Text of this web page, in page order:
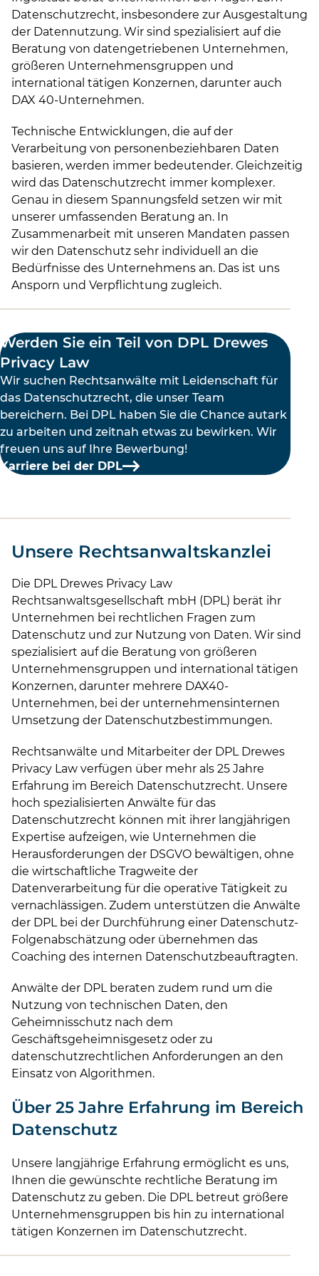
Datenschutzrecht, insbesondere zur Ausgestaltung
der Datennutzung. Wir sind spezialisiert auf die
Beratung von datengetriebenen Unternehmen,
größeren Unternehmensgruppen und
international tätigen Konzernen, darunter auch
DAX 40-Unternehmen.
Technische Entwicklungen, die auf der
Verarbeitung von personenbeziehbaren Daten
basieren, werden immer bedeutender. Gleichzeitig
wird das Datenschutzrecht immer komplexer.
Genau in diesem Spannungsfeld setzen wir mit
unserer umfassenden Beratung an. In
Zusammenarbeit mit unseren Mandaten passen
wir den Datenschutz sehr individuell an die
Bedürfnisse des Unternehmens an. Das ist uns
Ansporn und Verpflichtung zugleich.
Werden Sie ein Teil von DPL Drewes
Privacy Law
Wir suchen Rechtsanwälte mit Leidenschaft für
das Datenschutzrecht, die unser Team
bereichern. Bei DPL haben Sie die Chance autark
zu arbeiten und zeitnah etwas zu bewirken. Wir
freuen uns auf Ihre Bewerbung!
Karriere bei der DPL
Unsere Rechtsanwaltskanzlei
Die DPL Drewes Privacy Law
Rechtsanwaltsgesellschaft mbH (DPL) berät ihr
Unternehmen bei rechtlichen Fragen zum
Datenschutz und zur Nutzung von Daten. Wir sind
spezialisiert auf die Beratung von größeren
Unternehmensgruppen und international tätigen
Konzernen, darunter mehrere DAX40-
Unternehmen, bei der unternehmensinternen
Umsetzung der Datenschutzbestimmungen.
Rechtsanwälte und Mitarbeiter der DPL Drewes
Privacy Law verfügen über mehr als 25 Jahre
Erfahrung im Bereich Datenschutzrecht. Unsere
hoch spezialisierten Anwälte für das
Datenschutzrecht können mit ihrer langjährigen
Expertise aufzeigen, wie Unternehmen die
Herausforderungen der DSGVO bewältigen, ohne
die wirtschaftliche Tragweite der
Datenverarbeitung für die operative Tätigkeit zu
vernachlässigen. Zudem unterstützen die Anwälte
der DPL bei der Durchführung einer Datenschutz-
Folgenabschätzung oder übernehmen das
Coaching des internen Datenschutzbeauftragten.
Anwälte der DPL beraten zudem rund um die
Nutzung von technischen Daten, den
Geheimnisschutz nach dem
Geschäftsgeheimnisgesetz oder zu
datenschutzrechtlichen Anforderungen an den
Einsatz von Algorithmen.
Über 25 Jahre Erfahrung im Bereich
Datenschutz
Unsere langjährige Erfahrung ermöglicht es uns,
Ihnen die gewünschte rechtliche Beratung im
Datenschutz zu geben. Die DPL betreut größere
Unternehmensgruppen bis hin zu international
tätigen Konzernen im Datenschutzrecht.